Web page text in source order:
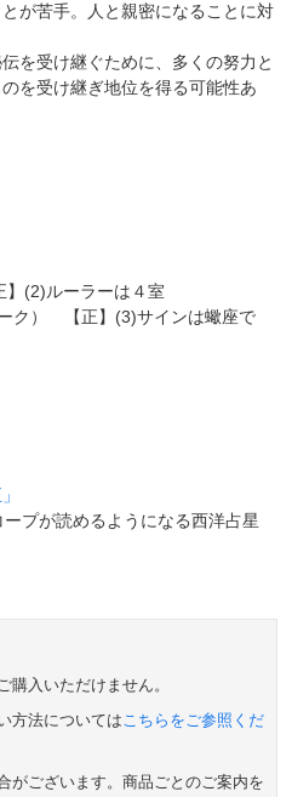
が苦手。人と親密になることに対
を受け継ぐために、多くの努力と
を受け継ぎ地位を得る可能性あ
(2)ルーラーは４室
ク） 【正】(3)サインは蠍座で
プが読めるようになる西洋占星
入いただけません。
方法についてはこちらをご参照くだ
がございます。商品ごとのご案内を